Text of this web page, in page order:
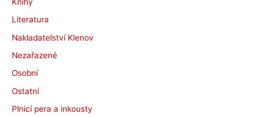
Literatura
Nakladatelství Klenov
Nezařazené
Osobní
Ostatní
Plnicí pera a inkousty